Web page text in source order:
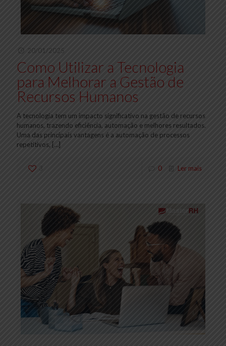
20/01/2025
Como Utilizar a Tecnologia
para Melhorar a Gestão de
Recursos Humanos
A tecnologia tem um impacto significativo na gestão de recursos
humanos, trazendo eficiência, automação e melhores resultados.
Uma das principais vantagens é a automação de processos
repetitivos, […]
3 0 Ler mais